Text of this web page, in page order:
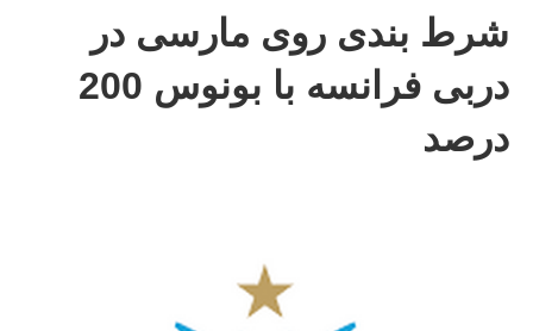
شرط بندی روی مارسی در
دربی فرانسه با بونوس 200
درصد